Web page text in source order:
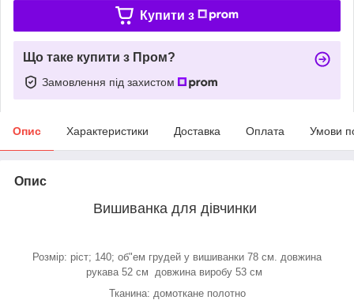
Купити з
Що таке купити з Пром?
Замовлення під захистом
Опис Характеристики Доставка Оплата Умови
Опис
Вишиванка для дівчинки
Розмір: ріст; 140; об"ем грудей у вишиванки 78 см. довжина
рукава 52 см довжина виробу 53 см
Тканина: домоткане полотно